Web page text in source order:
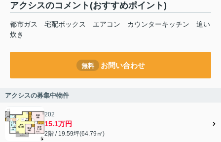
アクシスのコメント(おすすめポイント)
都市ガス 宅配ボックス エアコン カウンターキッチン 追い
炊き
無料 お問い合わせ
アクシスの募集中物件
202
15.1万円
2階 / 19.59坪(64.79㎡)